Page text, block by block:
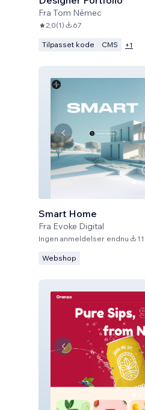
Fra Tom Němec
2,0(1) 67
Tilpasset kode CMS +1
Smart Home
Fra Evoke Digital
Ingen anmeldelser endnu
Webshop